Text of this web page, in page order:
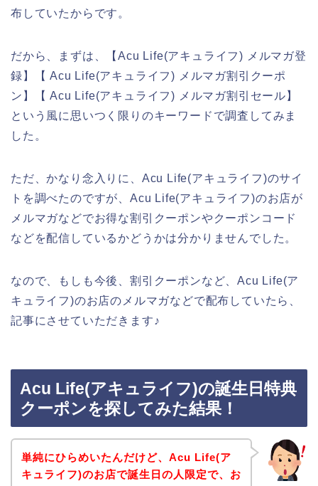
布していたからです。
だから、まずは、【Acu Life(アキュライフ) メルマガ登
録】【 Acu Life(アキュライフ) メルマガ割引クーポ
ン】【 Acu Life(アキュライフ) メルマガ割引セール】
という風に思いつく限りのキーワードで調査してみま
した。
ただ、かなり念入りに、Acu Life(アキュライフ)のサイ
トを調べたのですが、Acu Life(アキュライフ)のお店が
メルマガなどでお得な割引クーポンやクーポンコード
などを配信しているかどうかは分かりませんでした。
なので、もしも今後、割引クーポンなど、Acu Life(ア
キュライフ)のお店のメルマガなどで配布していたら、
記事にさせていただきます♪
Acu Life(アキュライフ)の誕生日特典
クーポンを探してみた結果！
単純にひらめいたんだけど、Acu Life(ア
キュライフ)のお店で誕生日の人限定で、お